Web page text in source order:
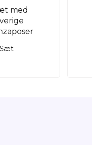
Sæt